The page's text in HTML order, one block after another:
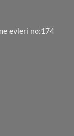
evleri no:174